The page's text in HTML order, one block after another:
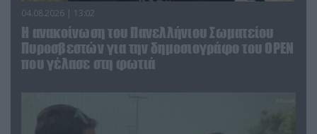
04.08.2026 | 13:02
Η ανακοίνωση του Πανελλήνιου Σωματείου
Πυροσβεστών για την δημοσιογράφο του OPEN
που γέλασε στη φωτιά